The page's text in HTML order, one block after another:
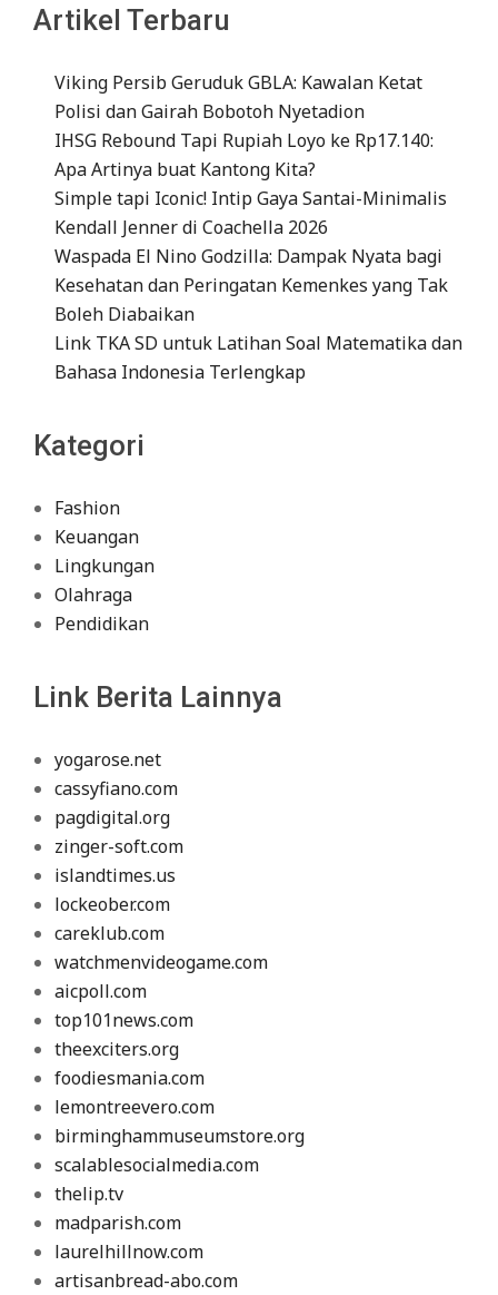
Artikel Terbaru
Viking Persib Geruduk GBLA: Kawalan Ketat
Polisi dan Gairah Bobotoh Nyetadion
IHSG Rebound Tapi Rupiah Loyo ke Rp17.140:
Apa Artinya buat Kantong Kita?
Simple tapi Iconic! Intip Gaya Santai-Minimalis
Kendall Jenner di Coachella 2026
Waspada El Nino Godzilla: Dampak Nyata bagi
Kesehatan dan Peringatan Kemenkes yang Tak
Boleh Diabaikan
Link TKA SD untuk Latihan Soal Matematika dan
Bahasa Indonesia Terlengkap
Kategori
Fashion
Keuangan
Lingkungan
Olahraga
Pendidikan
Link Berita Lainnya
yogarose.net
cassyfiano.com
pagdigital.org
zinger-soft.com
islandtimes.us
lockeober.com
careklub.com
watchmenvideogame.com
aicpoll.com
top101news.com
theexciters.org
foodiesmania.com
lemontreevero.com
birminghammuseumstore.org
scalablesocialmedia.com
thelip.tv
madparish.com
laurelhillnow.com
artisanbread-abo.com